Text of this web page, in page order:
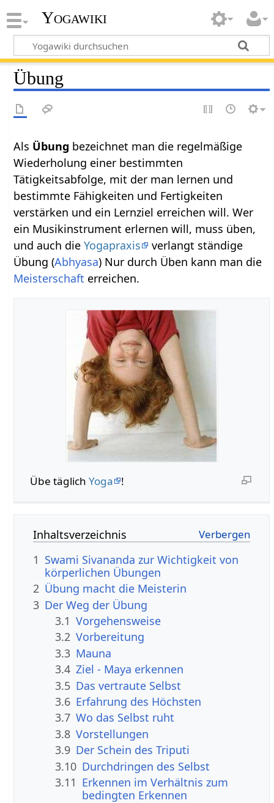
Yogawiki
Übung
Als Übung bezeichnet man die regelmäßige
Wiederholung einer bestimmten
Tätigkeitsabfolge, mit der man lernen und
bestimmte Fähigkeiten und Fertigkeiten
verstärken und ein Lernziel erreichen will. Wer
ein Musikinstrument erlernen will, muss üben,
und auch dieYogapraxis
verlangt ständige
Übung (Abhyasa) Nur durch Üben kann man die
Meisterschaft erreichen.
Übe täglich Yoga !
Inhaltsverzeichnis
1 Swami Sivananda zur Wichtigkeit von
körperlichen Übungen
2 Übung macht die Meisterin
3 Der Weg der Übung
3.1 Vorgehensweise
3.2 Vorbereitung
3.3 Mauna
3.4 Ziel - Maya erkennen
3.5 Das vertraute Selbst
3.6 Erfahrung des Höchsten
3.7 Wo das Selbst ruht
3.8 Vorstellungen
3.9 Der Schein des Triputi
3.10 Durchdringen des Selbst
3.11 Erkennen im Verhältnis zum
bedingten Erkennen